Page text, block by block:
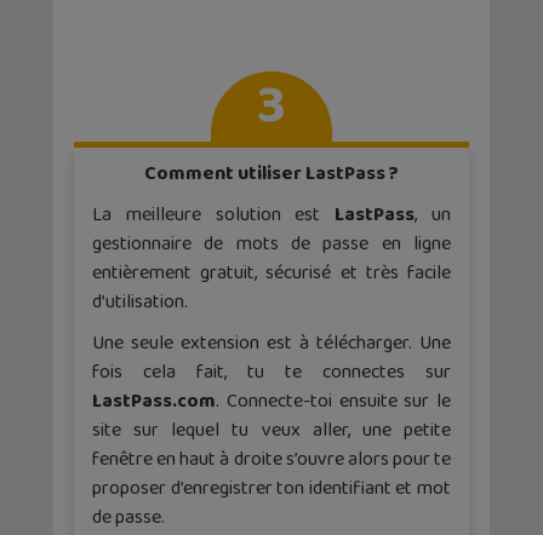
3
Comment utiliser LastPass ?
La meilleure solution est LastPass, un
gestionnaire de mots de passe en ligne
entièrement gratuit, sécurisé et très facile
d’utilisation.
Une seule extension est à télécharger. Une
fois cela fait, tu te connectes sur
LastPass.com. Connecte-toi ensuite sur le
site sur lequel tu veux aller, une petite
fenêtre en haut à droite s’ouvre alors pour te
proposer d’enregistrer ton identifiant et mot
de passe.